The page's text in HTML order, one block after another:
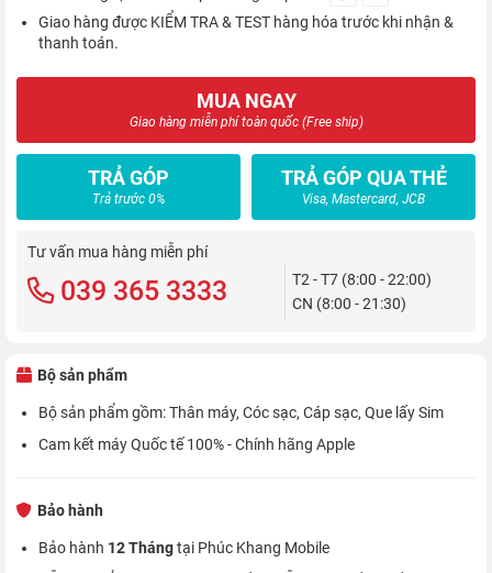
Giao hàng được KIỂM TRA & TEST hàng hóa trước khi nhận &
thanh toán.
MUA NGAY
Giao hàng miễn phí toàn quốc (Free ship)
TRẢ GÓP
Trả trước 0%
TRẢ GÓP QUA THẺ
Visa, Mastercard, JCB
Tư vấn mua hàng miễn phí
039 365 3333
T2 - T7 (8:00 - 22:00)
CN (8:00 - 21:30)
Bộ sản phẩm
Bộ sản phẩm gồm: Thân máy, Cóc sạc, Cáp sạc, Que lấy Sim
Cam kết máy Quốc tế 100% - Chính hãng Apple
Bảo hành
Bảo hành 12 Thángtại Phúc Khang Mobile